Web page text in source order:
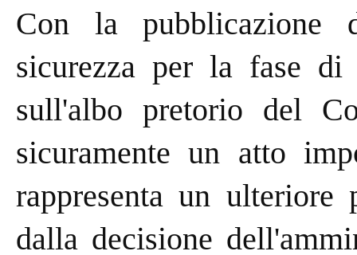
Con la pubblicazione
sicurezza per la fase
sull'albo pretorio del
sicuramente un atto
rappresenta un ulteriore
dalla decisione